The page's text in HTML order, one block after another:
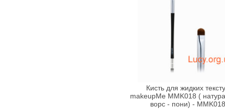
Кисть для жидких
makeupMe MMK018 (
ворс - пони) - MMK018